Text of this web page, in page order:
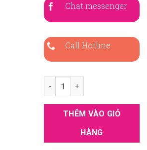
Chat messenger
Call Hotline
Áo Dài Cặp Đỏ Gấm Thêu
THÊM VÀO GIỎ
HÀNG